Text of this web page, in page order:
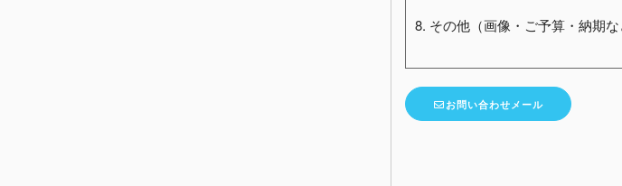
8. その他（画像・ご予算・納期な
お問い合わせメール